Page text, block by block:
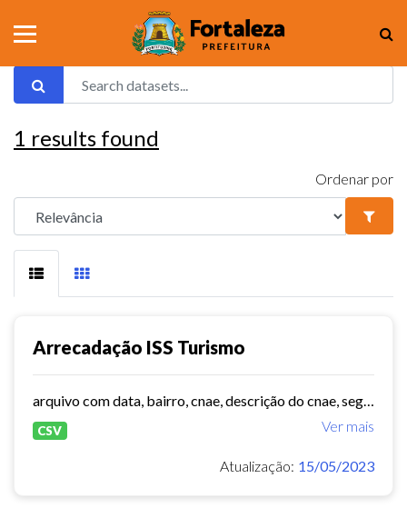
1 results found
Ordenar por
Arrecadação ISS Turismo
Ver mais
CSV
Atualização: 15/05/2023